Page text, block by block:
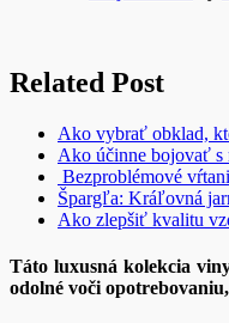
Related Post
Ako vybrať obklad,
Ako účinne bojovať s
Bezproblémové
Špargľa: Kráľovná
Ako zlepšiť kvalitu
Táto luxusná kolekcia
odolné voči